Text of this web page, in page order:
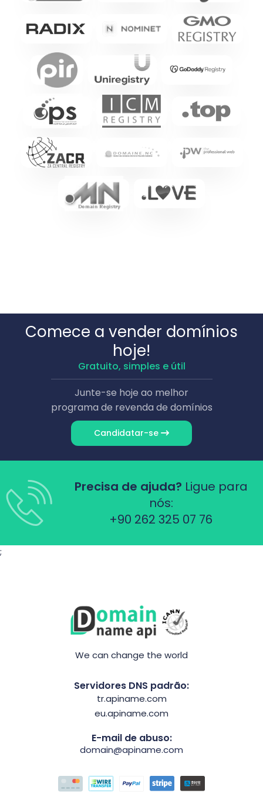
Comece a vender domínios
hoje!
Gratuito, simples e útil
Junte-se hoje ao melhor
programa de revenda de domínios
Candidatar-se
Precisa de ajuda? Ligue para
nós:
+90 262 325 07 76
;
We can change the world
Servidores DNS padrão:
tr.apiname.com
eu.apiname.com
E-mail de abuso:
domain@apiname.com